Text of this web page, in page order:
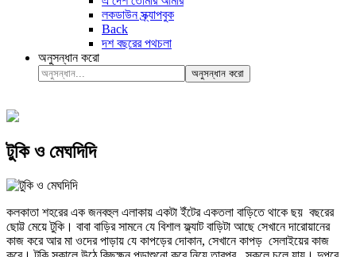
লকডাউন স্ক্র্যাপবুক
Back
দশ বছরের পথচলা
অনুসন্ধান করো
অনুসন্ধান করো
টুকি ও মেঘদিদি
কলকাতা শহরের এক জনবহুল এলাকায় একটা ইঁটের একতলা বাড়িতে থাকে ছয় বছরের
ছোট্ট মেয়ে টুকি। বাবা বাড়ির সামনে যে বিশাল ফ্ল্যাট বাড়িটা আছে সেখানে দারোয়ানের
কাজ করে আর মা ওদের পাড়ায় যে কাপড়ের দোকান, সেখানে কাপড় সেলাইয়ের কাজ